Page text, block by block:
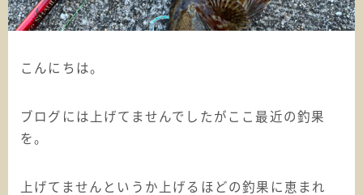
こんにちは。
ブログには上げてませんでしたがここ最近の釣果
を。
上げてませんというか上げるほどの釣果に恵まれ